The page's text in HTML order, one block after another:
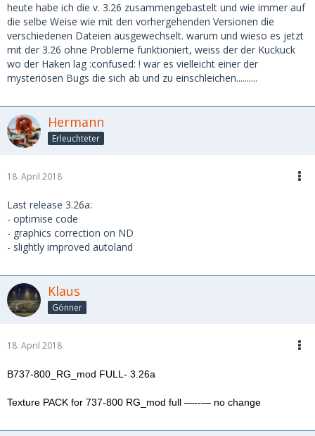
heute habe ich die v. 3.26 zusammengebastelt und wie immer auf
die selbe Weise wie mit den vorhergehenden Versionen die
verschiedenen Dateien ausgewechselt. warum und wieso es jetzt
mit der 3.26 ohne Probleme funktioniert, weiss der der Kuckuck
wo der Haken lag :confused: ! war es vielleicht einer der
mysteriösen Bugs die sich ab und zu einschleichen..........
Hermann
Erleuchteter
18. April 2018
Last release 3.26a:
- optimise code
- graphics correction on ND
- slightly improved autoland
Klaus
Gönner
18. April 2018
B737-800_RG_mod FULL- 3.26a
Texture PACK for 737-800 RG_mod full —--— no change